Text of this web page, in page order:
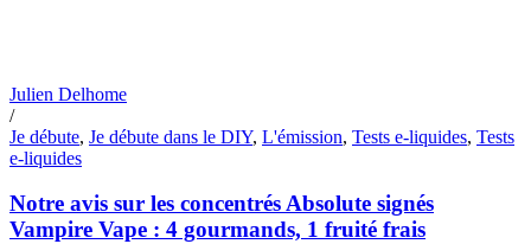
Julien Delhome
/
Je débute, Je débute dans le DIY, L'émission, Tests e-liquides, Tests
e-liquides
Notre avis sur les concentrés Absolute signés
Vampire Vape : 4 gourmands, 1 fruité frais